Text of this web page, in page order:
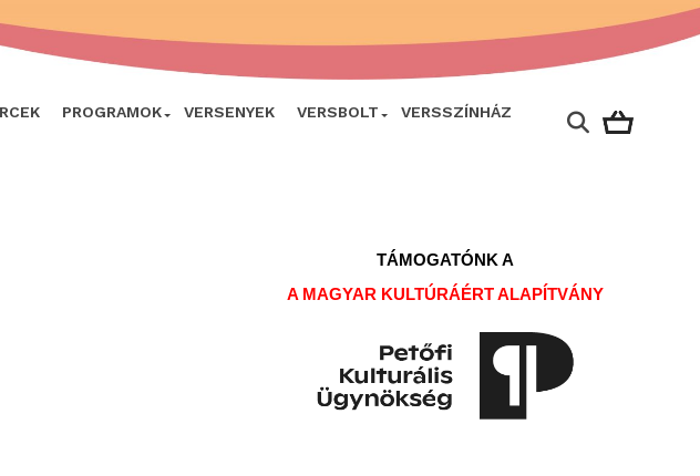
PROGRAMOK VERSENYEK VERSBOLT VERSSZÍNHÁZ
TÁMOGATÓNK A
A MAGYAR KULTÚRÁÉRT ALAPÍTVÁNY